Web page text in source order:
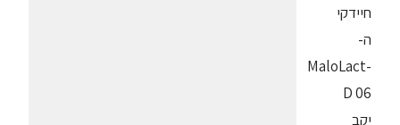
חיידקי
ה-
MaloLact-
D 06
יקב